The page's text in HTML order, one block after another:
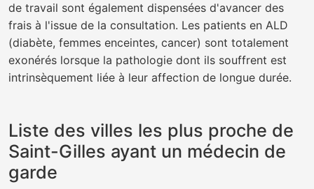
de travail sont également dispensées d'avancer des
frais à l'issue de la consultation. Les patients en ALD
(diabète, femmes enceintes, cancer) sont totalement
exonérés lorsque la pathologie dont ils souffrent est
intrinsèquement liée à leur affection de longue durée.
Liste des villes les plus proche de
Saint-Gilles ayant un médecin de
garde